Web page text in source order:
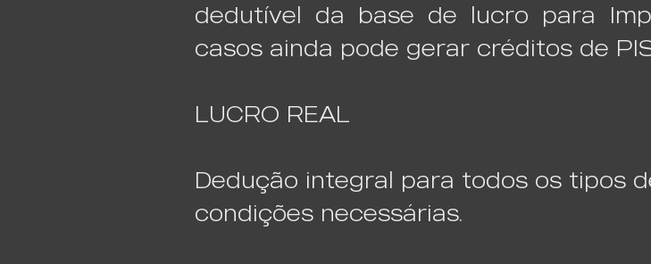
dedutível da base de lucro para
casos ainda pode gerar créditos de
LUCRO REAL
Dedução integral para todos os tipos
condições necessárias.